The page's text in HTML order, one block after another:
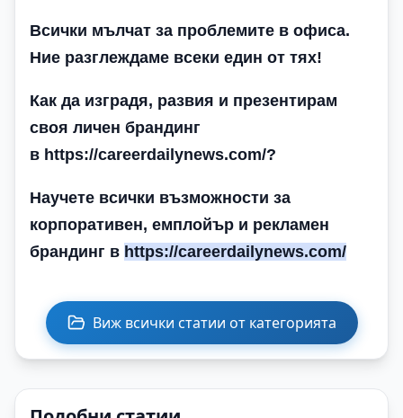
Всички мълчат за проблемите в офиса.
Ние разглеждаме всеки един от тях!
Как да изградя, развия и презентирам
своя личен брандинг
в https://careerdailynews.com/?
Научете всички възможности за
корпоративен, емплойър и рекламен
брандинг в https://careerdailynews.com/
Виж всички статии от категорията